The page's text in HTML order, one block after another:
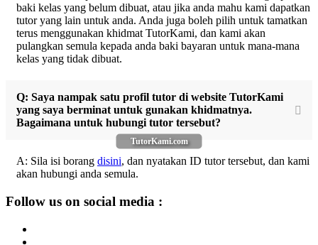
TutorKami.com
baki kelas yang belum dibuat, atau jika anda mahu kami dapatkan
tutor yang lain untuk anda. Anda juga boleh pilih untuk tamatkan
terus menggunakan khidmat TutorKami, dan kami akan
pulangkan semula kepada anda baki bayaran untuk mana-mana
kelas yang tidak dibuat.
Q: Saya nampak satu profil tutor di website TutorKami
yang saya berminat untuk gunakan khidmatnya.
Bagaimana untuk hubungi tutor tersebut?
A: Sila isi borang disini, dan nyatakan ID tutor tersebut, dan kami
akan hubungi anda semula.
Follow us on social media :